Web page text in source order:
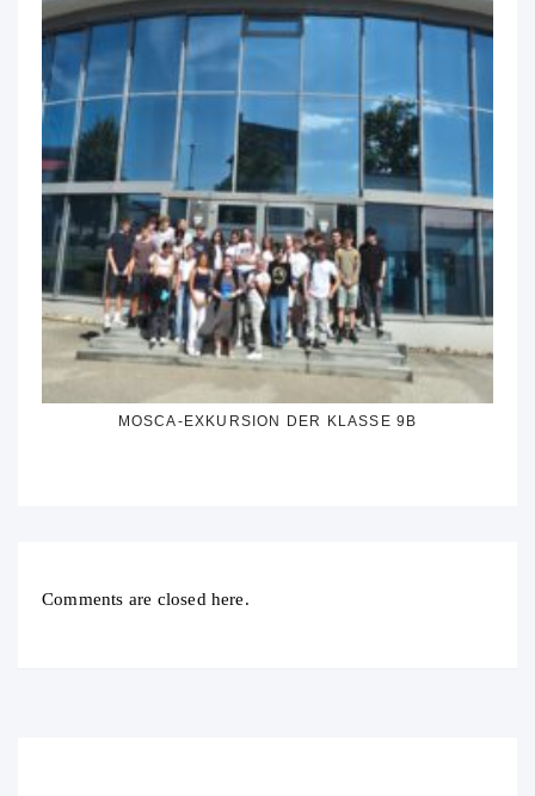
MOSCA-EXKURSION DER KLASSE 9B
Comments are closed here.